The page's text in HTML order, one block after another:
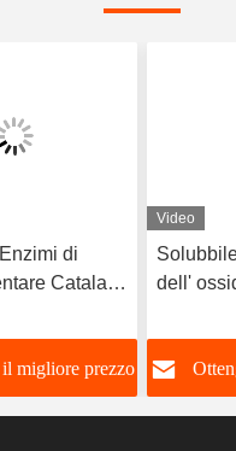
di
Catalase
migliore prezzo
Video
dell'